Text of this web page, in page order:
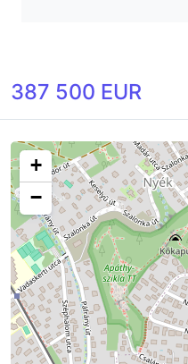
387 500 EUR
+
−